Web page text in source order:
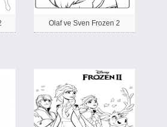
Olaf ve Sven Frozen 2